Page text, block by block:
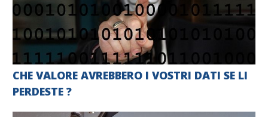
CHE VALORE AVREBBERO I VOSTRI DATI SE LI
PERDESTE ?